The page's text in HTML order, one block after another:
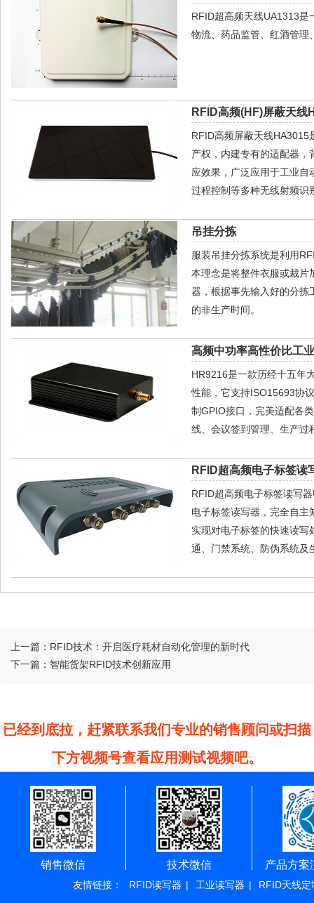
RFID超高频天线UA1313是
物流、药品监管、红酒管理
RFID高频(HF)屏蔽天线
RFID高频屏蔽天线
产权，内建专有的适配器
应效果，广泛应用于工业
过程控制等多种无线射频识
吊挂分拣
服装吊挂分拣系统是利用
本理念是将整件衣服或裁片
器，根据事先输入好的分拣
的非生产时间。
高频中功率高性价比工
HR9216是一款历经十五年
性能，它支持ISO15693协
制GPIO接口，完美适配各
线、会议签到管理、生产过
RFID超高频电子标签读
RFID超高频电子标签读写
电子标签读写器，完全自
实现对电子标签的快速读
通、门禁系统、防伪系统及
上一篇： RFID技术：开启医疗耗材自动化管理的新时代
下一篇： 智能货架RFID技术创新应用
已经到底拉，赶紧联系我们专业的销售顾问或扫描
下方视频号查看应用测试视频吧。
销售微信 技术微信 产品方案
友情链接： RFID读写器 | 工业读写器 | RFID天线定